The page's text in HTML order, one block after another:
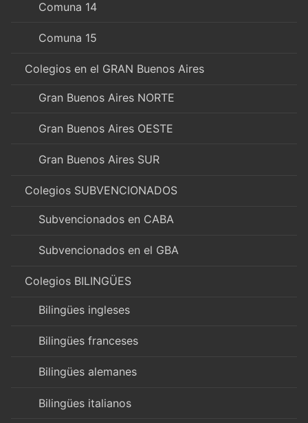
Comuna 14
Comuna 15
Colegios en el GRAN Buenos Aires
Gran Buenos Aires NORTE
Gran Buenos Aires OESTE
Gran Buenos Aires SUR
Colegios SUBVENCIONADOS
Subvencionados en CABA
Subvencionados en el GBA
Colegios BILINGÜES
Bilingües ingleses
Bilingües franceses
Bilingües alemanes
Bilingües italianos